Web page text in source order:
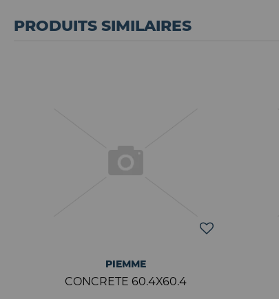
PRODUITS SIMILAIRES
PIEMME
CONCRETE 60.4X60.4